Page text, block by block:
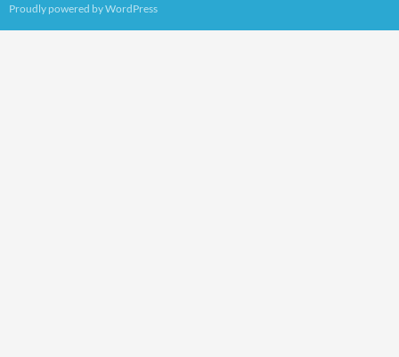
Proudly powered by WordPress